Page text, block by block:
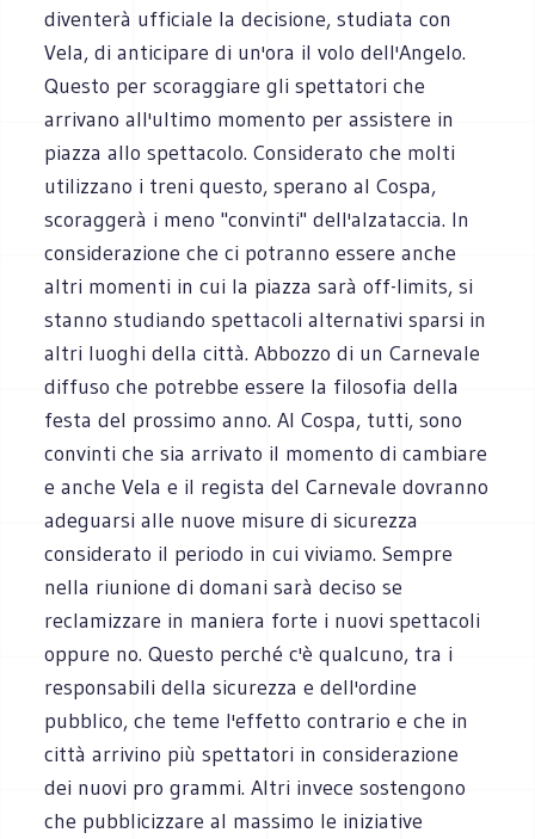
diventerà ufficiale la decisione, studiata con
Vela, di anticipare di un'ora il volo dell'Angelo.
Questo per scoraggiare gli spettatori che
arrivano all'ultimo momento per assistere in
piazza allo spettacolo. Considerato che molti
utilizzano i treni questo, sperano al Cospa,
scoraggerà i meno "convinti" dell'alzataccia. In
considerazione che ci potranno essere anche
altri momenti in cui la piazza sarà off-limits, si
stanno studiando spettacoli alternativi sparsi in
altri luoghi della città. Abbozzo di un Carnevale
diffuso che potrebbe essere la filosofia della
festa del prossimo anno. Al Cospa, tutti, sono
convinti che sia arrivato il momento di cambiare
e anche Vela e il regista del Carnevale dovranno
adeguarsi alle nuove misure di sicurezza
considerato il periodo in cui viviamo. Sempre
nella riunione di domani sarà deciso se
reclamizzare in maniera forte i nuovi spettacoli
oppure no. Questo perché c'è qualcuno, tra i
responsabili della sicurezza e dell'ordine
pubblico, che teme l'effetto contrario e che in
città arrivino più spettatori in considerazione
dei nuovi pro grammi. Altri invece sostengono
che pubblicizzare al massimo le iniziative